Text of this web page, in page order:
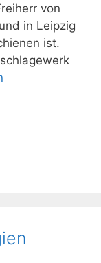
von
in Leipzig
ist.